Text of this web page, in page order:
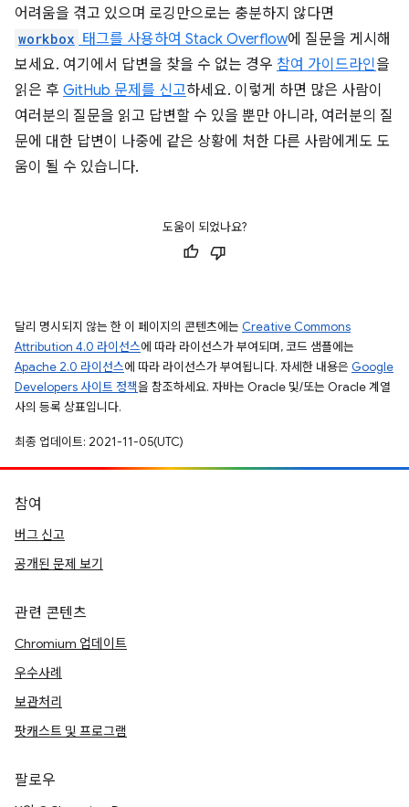
어려움을 겪고 있으며 로깅만으로는 충분하지 않다면
workbox 태그를 사용하여 Stack Overflow에 질문을 게시해
보세요. 여기에서 답변을 찾을 수 없는 경우 참여 가이드라인을
읽은 후 GitHub 문제를 신고하세요. 이렇게 하면 많은 사람이
여러분의 질문을 읽고 답변할 수 있을 뿐만 아니라, 여러분의 질
문에 대한 답변이 나중에 같은 상황에 처한 다른 사람에게도 도
움이 될 수 있습니다.
도움이 되었나요?
달리 명시되지 않는 한 이 페이지의 콘텐츠에는 Creative Commons
Attribution 4.0 라이선스에 따라 라이선스가 부여되며, 코드 샘플에는
Apache 2.0 라이선스에 따라 라이선스가 부여됩니다. 자세한 내용은 Google
Developers 사이트 정책을 참조하세요. 자바는 Oracle 및/또는 Oracle 계열
사의 등록 상표입니다.
최종 업데이트: 2021-11-05(UTC)
참여
버그 신고
공개된 문제 보기
관련 콘텐츠
Chromium 업데이트
우수사례
보관처리
팟캐스트 및 프로그램
팔로우